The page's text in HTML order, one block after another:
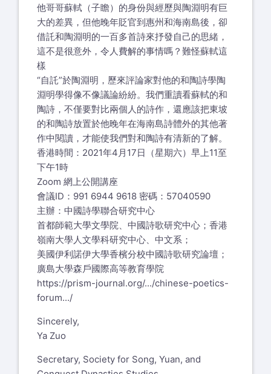
他哥哥蘇軾（子瞻）的身份與經歷與陶淵明有巨
大的差異，但他晚年貶官到惠州和海南島後，卻
借託和陶淵明的一百多首詩來抒發自己的思緒，
這不是很意外，令人費解的事情嗎？難怪蘇軾這
樣
“自託”於陶淵明，歷來評論家對他的和陶詩學陶
淵明學得像不像議論紛紛。我們重讀看蘇軾的和
陶詩，不僅要對比兩個人的詩作，還應該把東坡
的和陶詩放置於他晚年在海南島詩體外的其他著
作中閱讀，才能使我們對和陶詩有清新的了解。
香港時間：2021年4月17日（星期六）早上11至
下午1時
Zoom 網上公開講座
會議ID：991 6944 9618 密碼：57040590
主辦：中國詩學聯合研究中心
首都師範大學文學院、中國詩歌研究中心；香港
嶺南大學人文學科研究中心、中文系；
美國伊利諾伊大學香檳分校中國詩歌研究論壇；
廣島大學森戶國際高等教育學院
https://prism-journal.org/.../chinese-poetics-
forum.../
Sincerely,
Ya Zuo
Secretary, Society for Song, Yuan, and